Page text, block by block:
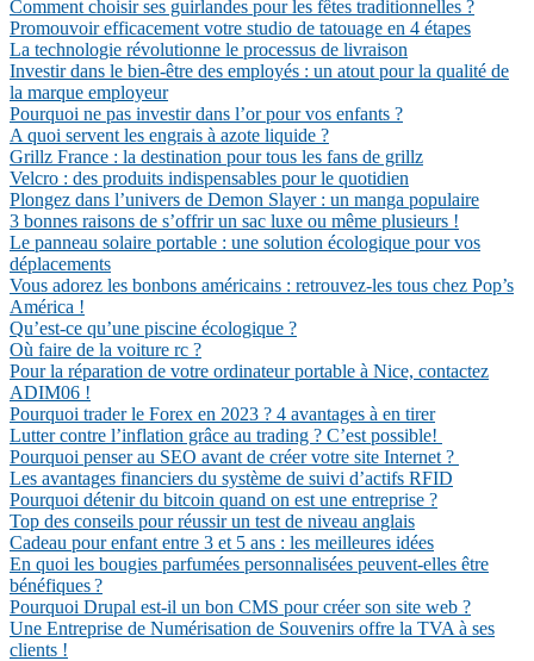
Comment choisir ses guirlandes pour les fêtes traditionnelles ?
Promouvoir efficacement votre studio de tatouage en 4 étapes
La technologie révolutionne le processus de livraison
Investir dans le bien-être des employés : un atout pour la qualité de
la marque employeur
Pourquoi ne pas investir dans l’or pour vos enfants ?
A quoi servent les engrais à azote liquide ?
Grillz France : la destination pour tous les fans de grillz
Velcro : des produits indispensables pour le quotidien
Plongez dans l’univers de Demon Slayer : un manga populaire
3 bonnes raisons de s’offrir un sac luxe ou même plusieurs !
Le panneau solaire portable : une solution écologique pour vos
déplacements
Vous adorez les bonbons américains : retrouvez-les tous chez Pop’s
América !
Qu’est-ce qu’une piscine écologique ?
Où faire de la voiture rc ?
Pour la réparation de votre ordinateur portable à Nice, contactez
ADIM06 !
Pourquoi trader le Forex en 2023 ? 4 avantages à en tirer
Lutter contre l’inflation grâce au trading ? C’est possible!
Pourquoi penser au SEO avant de créer votre site Internet ?
Les avantages financiers du système de suivi d’actifs RFID
Pourquoi détenir du bitcoin quand on est une entreprise ?
Top des conseils pour réussir un test de niveau anglais
Cadeau pour enfant entre 3 et 5 ans : les meilleures idées
En quoi les bougies parfumées personnalisées peuvent-elles être
bénéfiques ?
Pourquoi Drupal est-il un bon CMS pour créer son site web ?
Une Entreprise de Numérisation de Souvenirs offre la TVA à ses
clients !